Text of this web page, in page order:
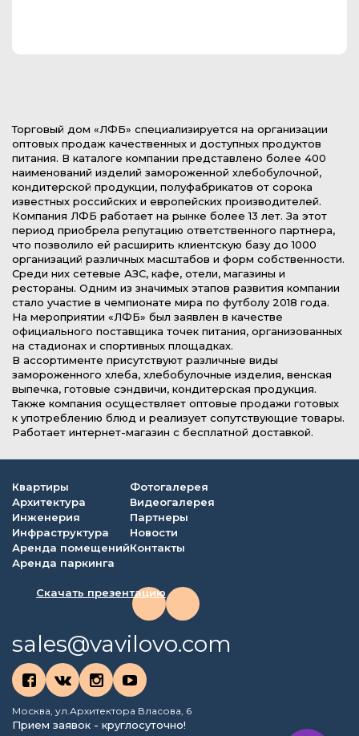
Торговый дом «ЛФБ» специализируется на организации
оптовых продаж качественных и доступных продуктов
питания. В каталоге компании представлено более 400
наименований изделий замороженной хлебобулочной,
кондитерской продукции, полуфабрикатов от сорока
известных российских и европейских производителей.
Компания ЛФБ работает на рынке более 13 лет. За этот
период приобрела репутацию ответственного партнера,
что позволило ей расширить клиентскую базу до 1000
организаций различных масштабов и форм собственности.
Среди них сетевые АЗС, кафе, отели, магазины и
рестораны. Одним из значимых этапов развития компании
стало участие в чемпионате мира по футболу 2018 года.
На мероприятии «ЛФБ» был заявлен в качестве
официального поставщика точек питания, организованных
на стадионах и спортивных площадках.
В ассортименте присутствуют различные виды
замороженного хлеба, хлебобулочные изделия, венская
выпечка, готовые сэндвичи, кондитерская продукция.
Также компания осуществляет оптовые продажи готовых
к употреблению блюд и реализует сопутствующие товары.
Работает интернет-магазин с бесплатной доставкой.
Квартиры
Архитектура
Инженерия
Инфраструктура
Аренда помещений
Аренда паркинга
Фотогалерея
Видеогалерея
Партнеры
Новости
Контакты
Скачать презентацию
sales@vavilovo.com
Москва, ул.Архитектора Власова, 6
Прием заявок - круглосуточно!